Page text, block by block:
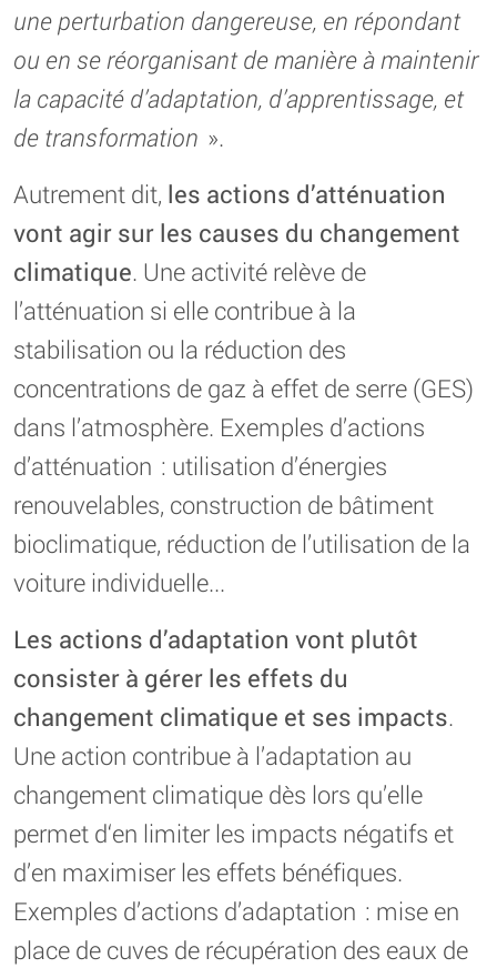
une perturbation dangereuse, en répondant
ou en se réorganisant de manière à maintenir
la capacité d’adaptation, d’apprentissage, et
de transformation ».
Autrement dit, les actions d’atténuation
vont agir sur les causes du changement
climatique. Une activité relève de
l’atténuation si elle contribue à la
stabilisation ou la réduction des
concentrations de gaz à effet de serre (GES)
dans l’atmosphère. Exemples d’actions
d’atténuation : utilisation d’énergies
renouvelables, construction de bâtiment
bioclimatique, réduction de l’utilisation de la
voiture individuelle...
Les actions d’adaptation vont plutôt
consister à gérer les effets du
changement climatique et ses impacts.
Une action contribue à l’adaptation au
changement climatique dès lors qu’elle
permet d‘en limiter les impacts négatifs et
d’en maximiser les effets bénéfiques.
Exemples d’actions d’adaptation : mise en
place de cuves de récupération des eaux de